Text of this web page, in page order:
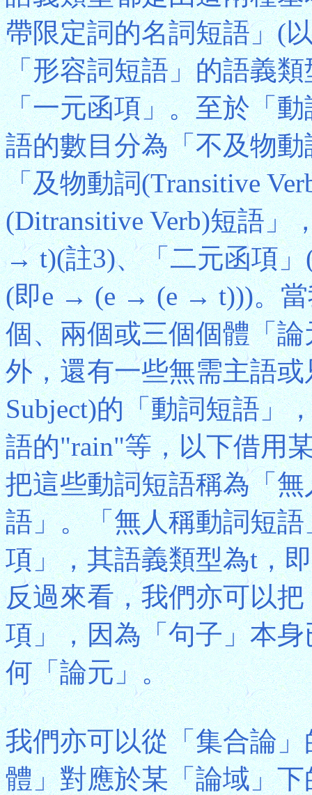
帶限定詞的名詞短語」(
「形容詞短語」的語義
「一元函項」。至於「
語的數目分為「不及物動
「及物動詞(Transitive
(Ditransitive Verb)短語」
→ t)(註3)、「二元函項
(即e → (e → (e → t)))。當
個、兩個或三個個體「
外，還有一些無需主語
Subject)的「動詞短語」
語的"rain"等，以下借用
把這些動詞短語稱為「無
語」。「無人稱動詞短
項」，其語義類型為t，
反過來看，我們亦可以
項」，因為「句子」本
何「論元」。
我們亦可以從「集合論
體」對應於某「論域」